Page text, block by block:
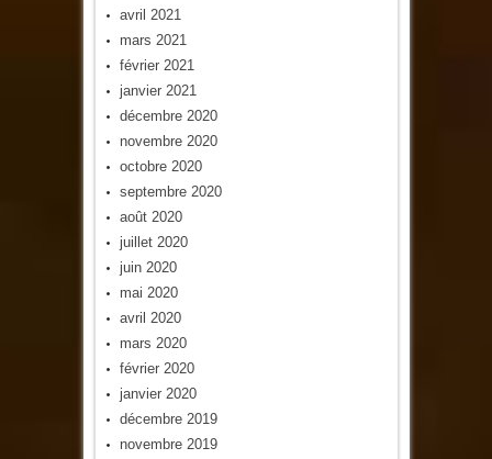
avril 2021
mars 2021
février 2021
janvier 2021
décembre 2020
novembre 2020
octobre 2020
septembre 2020
août 2020
juillet 2020
juin 2020
mai 2020
avril 2020
mars 2020
février 2020
janvier 2020
décembre 2019
novembre 2019